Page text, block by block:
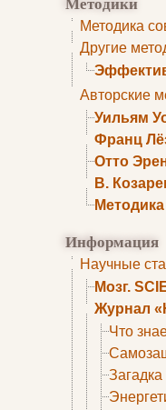
Методика
Другие
Авторские
Уильям
Франц
Отто
В.
Информация
Научные
Мозг.
Журнал
Что
Загадка